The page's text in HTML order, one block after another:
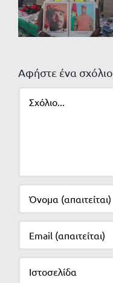
Αφήστε ένα σχόλιο